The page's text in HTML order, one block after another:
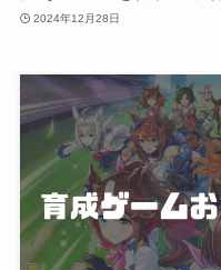
2024年12月28日